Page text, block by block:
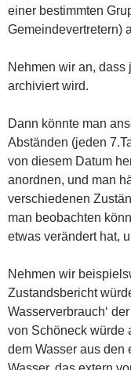
einer bestimmten
Gemeindevertretern)
Nehmen wir an, dass
archiviert wird.
Dann könnte man
Abständen (jeden
von diesem Datum
anordnen, und man
verschiedenen
man beobachten
etwas verändert hat,
Nehmen wir
Zustandsbericht
Wasserverbrauch‘
von Schöneck würde
dem Wasser aus den